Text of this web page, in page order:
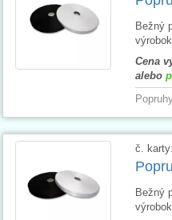
Bežný
Cena
alebo
č. karty:
Bežný